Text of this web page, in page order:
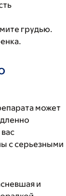
грудью.
может
с серьезными
и